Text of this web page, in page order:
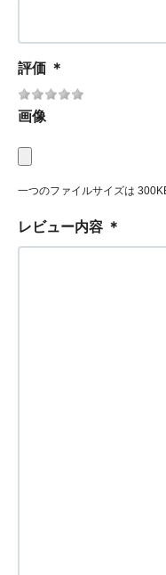
評価 ＊
画像
一つのファイルサイズは
レビュー内容 ＊